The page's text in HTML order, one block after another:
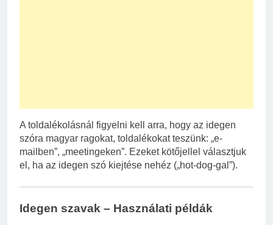
A toldalékolásnál figyelni kell arra, hogy az idegen
szóra magyar ragokat, toldalékokat teszünk: „e-
mailben”, „meetingeken”. Ezeket kötőjellel választjuk
el, ha az idegen szó kiejtése nehéz („hot-dog-gal”).
Idegen szavak – Használati példák